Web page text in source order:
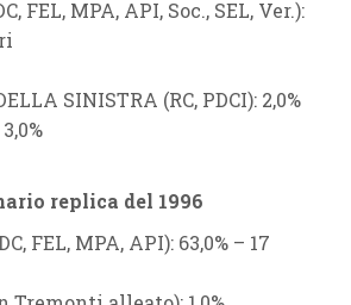
FEL, MPA, API, Soc., SEL, Ver.):
SINISTRA (RC, PDCI): 2,0%
3,0%
replica del 1996
FEL, MPA, API): 63,0% – 17